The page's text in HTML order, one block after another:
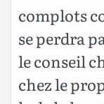
complots
se perdra
le conseil
chez le